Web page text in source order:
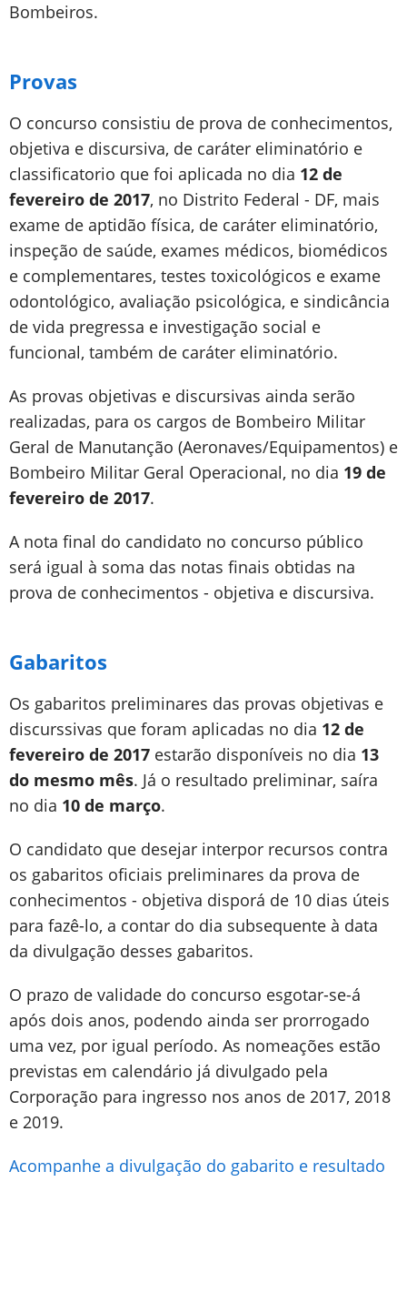
Bombeiros.
Provas
O concurso consistiu de prova de conhecimentos,
objetiva e discursiva, de caráter eliminatório e
classificatorio que foi aplicada no dia 12 de
fevereiro de 2017, no Distrito Federal - DF, mais
exame de aptidão física, de caráter eliminatório,
inspeção de saúde, exames médicos, biomédicos
e complementares, testes toxicológicos e exame
odontológico, avaliação psicológica, e sindicância
de vida pregressa e investigação social e
funcional, também de caráter eliminatório.
As provas objetivas e discursivas ainda serão
realizadas, para os cargos de Bombeiro Militar
Geral de Manutanção (Aeronaves/Equipamentos) e
Bombeiro Militar Geral Operacional, no dia 19 de
fevereiro de 2017.
A nota final do candidato no concurso público
será igual à soma das notas finais obtidas na
prova de conhecimentos - objetiva e discursiva.
Gabaritos
Os gabaritos preliminares das provas objetivas e
discurssivas que foram aplicadas no dia 12 de
fevereiro de 2017 estarão disponíveis no dia 13
do mesmo mês. Já o resultado preliminar, saíra
no dia 10 de março.
O candidato que desejar interpor recursos contra
os gabaritos oficiais preliminares da prova de
conhecimentos - objetiva disporá de 10 dias úteis
para fazê-lo, a contar do dia subsequente à data
da divulgação desses gabaritos.
O prazo de validade do concurso esgotar-se-á
após dois anos, podendo ainda ser prorrogado
uma vez, por igual período. As nomeações estão
previstas em calendário já divulgado pela
Corporação para ingresso nos anos de 2017, 2018
e 2019.
Acompanhe a divulgação do gabarito e resultado